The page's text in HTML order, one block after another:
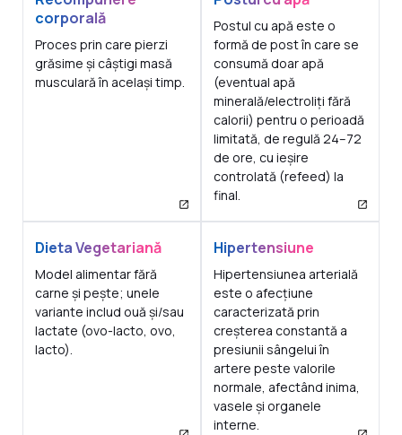
corporală
Proces prin care pierzi
grăsime și câștigi masă
musculară în același timp.
Postul cu apă este o
formă de post în care se
consumă doar apă
(eventual apă
minerală/electroliți fără
calorii) pentru o perioadă
limitată, de regulă 24–72
de ore, cu ieșire
controlată (refeed) la
final.
Dieta Vegetariană
Model alimentar fără
carne și pește; unele
variante includ ouă și/sau
lactate (ovo-lacto, ovo,
lacto).
Hipertensiune
Hipertensiunea arterială
este o afecțiune
caracterizată prin
creșterea constantă a
presiunii sângelui în
artere peste valorile
normale, afectând inima,
vasele și organele
interne.